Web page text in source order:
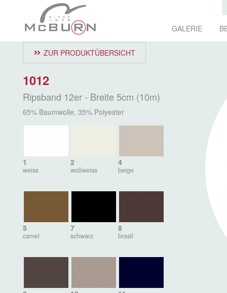
GALERIE
ZUR PRODUKTÜBERSICHT
1012
Ripsband 12er - Breite 5cm (10m)
65% Baumwolle, 35% Polyester
1
weiss
2
wollweiss
4
beige
5
camel
7
schwarz
8
brasil